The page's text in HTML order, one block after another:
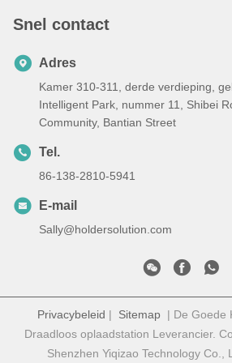
Snel contact
Adres
Kamer 310-311, derde verdieping,
Intelligent Park, nummer 11, Shibei
Community, Bantian Street
Tel.
86-138-2810-5941
E-mail
Sally@holdersolution.com
Privacybeleid | Sitemap| De Goede
Draadloos oplaadstation Leverancier.
Shenzhen Yiqizao Technology Co.,